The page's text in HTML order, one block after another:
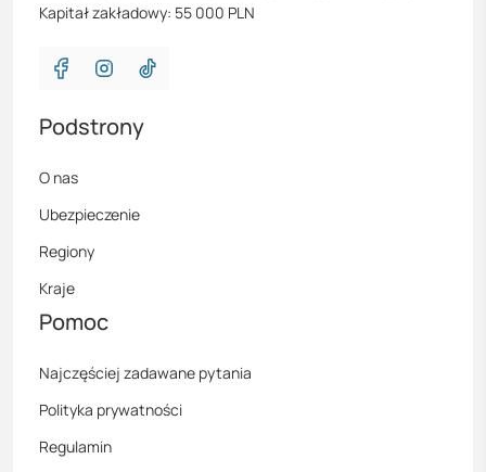
Kapitał zakładowy: 55 000 PLN
Podstrony
O nas
Ubezpieczenie
Regiony
Kraje
Pomoc
Najczęściej zadawane pytania
Polityka prywatności
Regulamin